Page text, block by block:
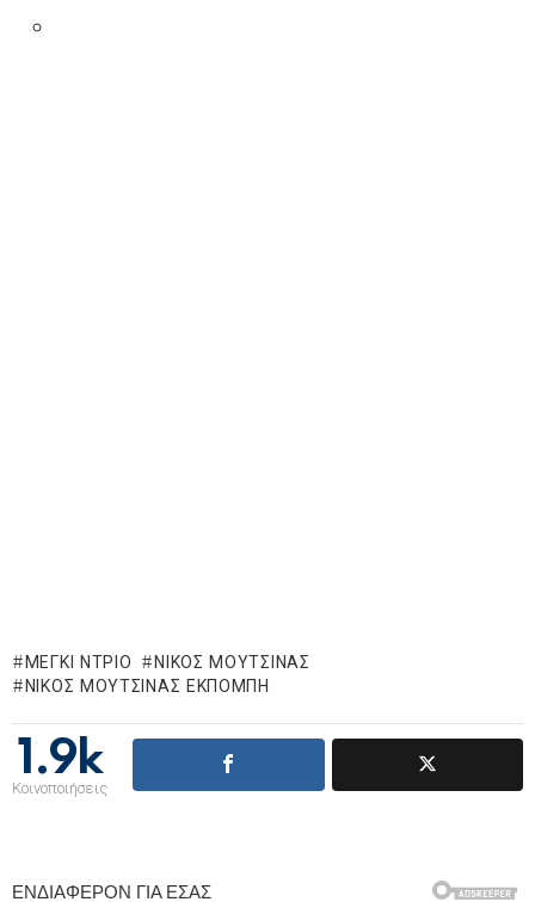
ΜΈΓΚΙ ΝΤΡΊΟ
ΝΊΚΟΣ ΜΟΥΤΣΙΝΆΣ
ΝΊΚΟΣ ΜΟΥΤΣΙΝΆΣ ΕΚΠΟΜΠΉ
1.9k
Κοινοποιήσεις